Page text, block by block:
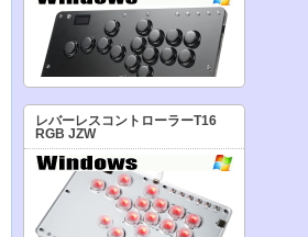
レバーレスコントローラーT16
RGB JZW